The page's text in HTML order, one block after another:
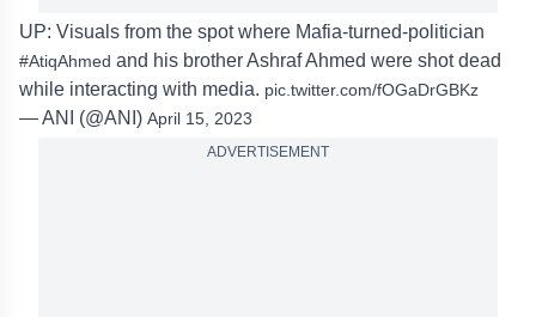
UP: Visuals from the spot where Mafia-turned-politician
#AtiqAhmed and his brother Ashraf Ahmed were shot dead
while interacting with media. pic.twitter.com/fOGaDrGBKz
— ANI (@ANI) April 15, 2023
ADVERTISEMENT